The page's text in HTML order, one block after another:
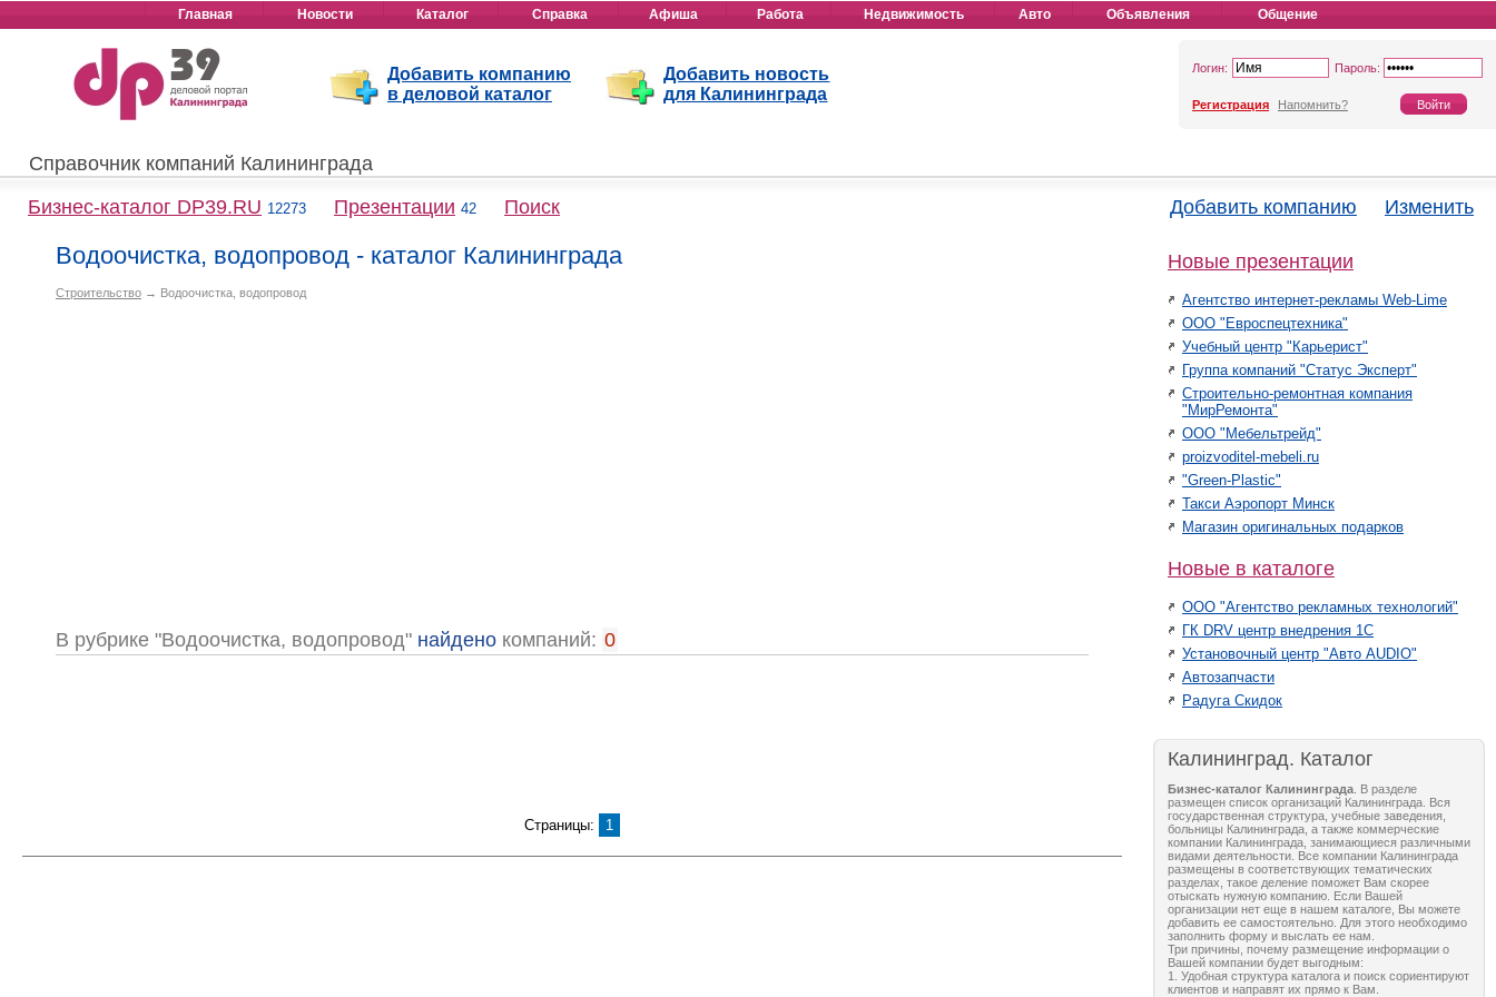
Главная Новости Каталог Справка Афиша Работа Недвижимость Авто Объявления Общение
Добавить компанию
в деловой каталог
Добавить новость
для Калининграда
Логин: Пароль:
Регистрация Напомнить?
Справочник компаний Калининграда
Бизнес-каталог DP39.RU 12273 Презентации 42 Поиск Добавить компанию Изменить
Водоочистка, водопровод - каталог Калининграда
Строительство → Водоочистка, водопровод
В рубрике "Водоочистка, водопровод" найдено компаний: 0
Страницы: 1
Новые презентации
Агентство интернет-рекламы Web-Lime
ООО "Евроспецтехника"
Учебный центр "Карьерист"
Группа компаний "Статус Эксперт"
Строительно-ремонтная компания
"МирРемонта"
ООО "Мебельтрейд"
proizvoditel-mebeli.ru
"Green-Plastic"
Такси Аэропорт Минск
Магазин оригинальных подарков
Новые в каталоге
ООО "Агентство рекламных технологий"
ГК DRV центр внедрения 1С
Установочный центр "Авто AUDIO"
Автозапчасти
Радуга Скидок
Калининград. Каталог
Бизнес-каталог Калининграда . В разделе
размещен список организаций Калининграда. Вся
государственная структура, учебные заведения,
больницы Калининграда, а также коммерческие
компании Калининграда, занимающиеся различными
видами деятельности. Все компании Калининграда
размещены в соответствующих тематических
разделах, такое деление поможет Вам скорее
отыскать нужную компанию. Если Вашей
организации нет еще в нашем каталоге, Вы можете
добавить ее самостоятельно. Для этого необходимо
заполнить форму и выслать ее нам.
Три причины, почему размещение информации о
Вашей компании будет выгодным:
1. Удобная структура каталога и поиск сориентируют
клиентов и направят их прямо к Вам.